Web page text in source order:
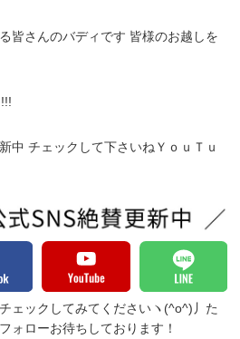
皆さんのバディです 皆様のお越しを
中 チェックして下さいねＹｏｕＴｕ
ェックしてみてくださいヽ(^o^)丿 た
ォローお待ちしております！